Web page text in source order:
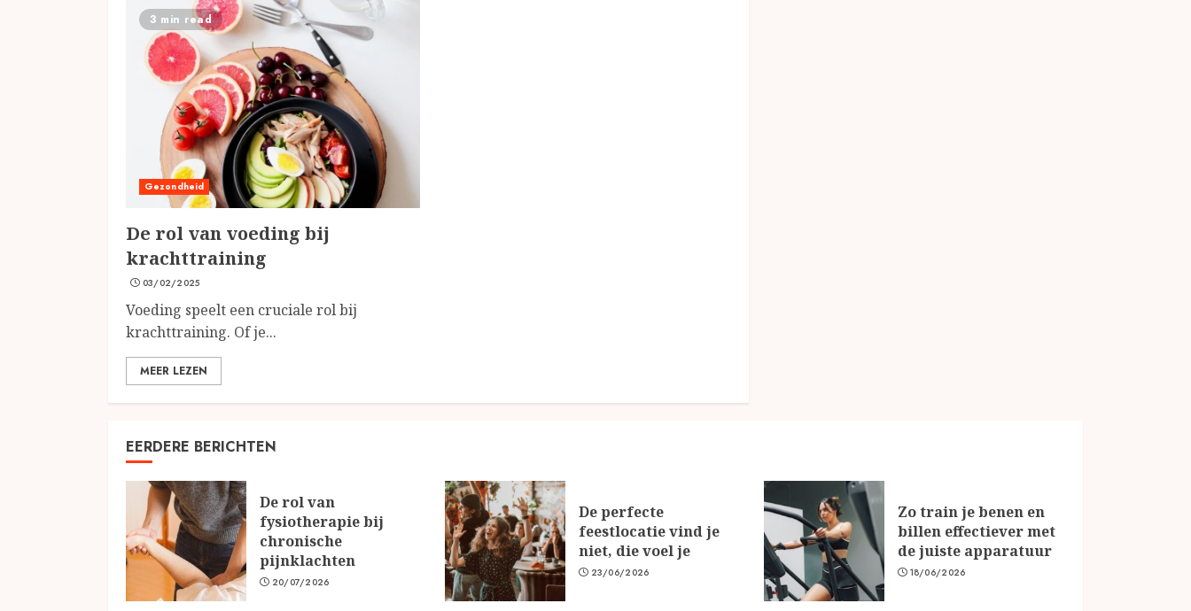
3 min read
Gezondheid
De rol van voeding bij
krachttraining
03/02/2025
Voeding speelt een cruciale rol bij
krachttraining. Of je...
MEER LEZEN
EERDERE BERICHTEN
De rol van
fysiotherapie bij
chronische
pijnklachten
20/07/2026
De perfecte
feestlocatie vind je
niet, die voel je
23/06/2026
Zo train je benen en
billen effectiever met
de juiste apparatuur
18/06/2026